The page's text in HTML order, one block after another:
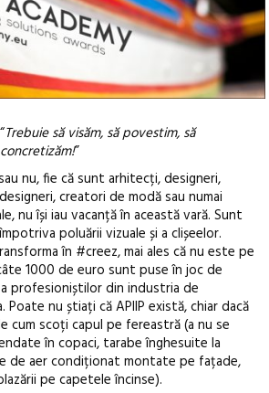
Trebuie să visăm, să povestim, să
”
nu, fie că sunt arhitecți, designeri,
creatori de modă sau numai
nu își iau vacanță în această vară. Sunt
poluării vizuale și a clișeelor.
în #creez, mai ales că nu este pe
1000 de euro sunt puse în joc de
a profesioniștilor din industria de
Poate nu știați că APIIP există, chiar dacă
cum scoți capul pe fereastră (a nu se
în copaci, tarabe înghesuite la
de aer condiționat montate pe fațade,
pe capetele încinse).